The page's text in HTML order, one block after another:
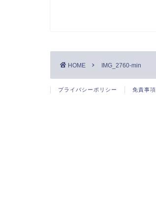
HOME IMG_2760-min
プライバシーポリシー 免責事項